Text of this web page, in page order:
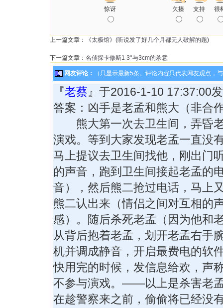
惊讶 欠揍 支持 很
上一篇文章： 《太极馆》(听说发了好几个月都无人破解的题)
下一篇文章： 名侦探卡修斯1 3°与3cm的杀意
网友评论： （只显示最新5条。评论内容只代表网友观点，
『老蔡 』于2016-1-10 17:37:00
答案：凶手是老孟和熊大（非合
熊大第一次去卫生间，弄昏
演戏。等到大家发现老孟一直没
马上提议去卫生间找他，刚出门
的声音，跑到卫生间接起老孟的
音），然后熊二抢过电话，马上
熊二认出来（情侣之间对互相的
感）。随后杀死老孟（因为他和
从背后抱着老孟，划开老孟右手
机并调成静音，开启最费电的软
快用完的时候，发信息给欢，声
不参与演戏。——以上是杀害老
在趁警察来之前，偷偷将已经没